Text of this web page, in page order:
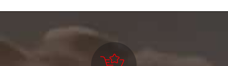
מספר
האפשרויות
מספר
ניתן
לבחור
האפשרויות